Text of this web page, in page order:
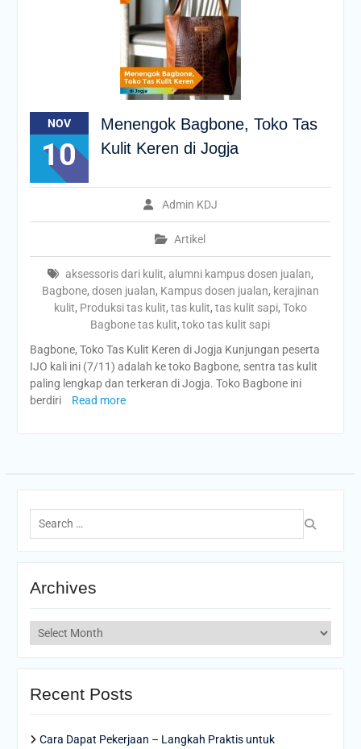
NOV
10
Menengok Bagbone, Toko Tas
Kulit Keren di Jogja
Admin KDJ
Artikel
aksessoris dari kulit, alumni kampus dosen jualan,
Bagbone, dosen jualan, Kampus dosen jualan, kerajinan
kulit, Produksi tas kulit, tas kulit, tas kulit sapi, Toko
Bagbone tas kulit,toko tas kulit sapi
Bagbone, Toko Tas Kulit Keren di Jogja Kunjungan peserta
IJO kali ini (7/11) adalah ke toko Bagbone, sentra tas kulit
paling lengkap dan terkeran di Jogja. Toko Bagbone ini
berdiri
Read more
Search
for:
Archives
Archives
Recent Posts
Cara Dapat Pekerjaan – Langkah Praktis untuk